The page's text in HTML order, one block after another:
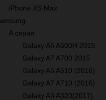
iPhone XS Max
A серия
Galaxy A5 A500H 2015
Galaxy A7 A700 2015
Galaxy A5 A510 (2016)
Galaxy A7 A710 (2016)
Galaxy A3 A320(2017)